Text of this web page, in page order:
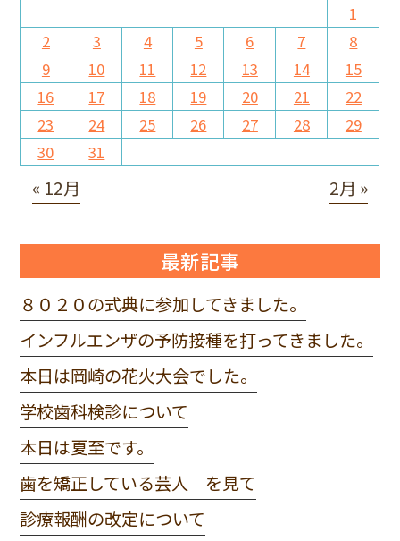
1
2
3 4 5 6 7
8
9
10 11 12 13 14
15
16
17 18 19 20 21
22
23
24 25 26 27 28
29
30
31
« 12月 2月 »
最新記事
８０２０の式典に参加してきました。
インフルエンザの予防接種を打ってきました。
本日は岡崎の花火大会でした。
学校歯科検診について
本日は夏至です。
歯を矯正している芸人 を見て
診療報酬の改定について